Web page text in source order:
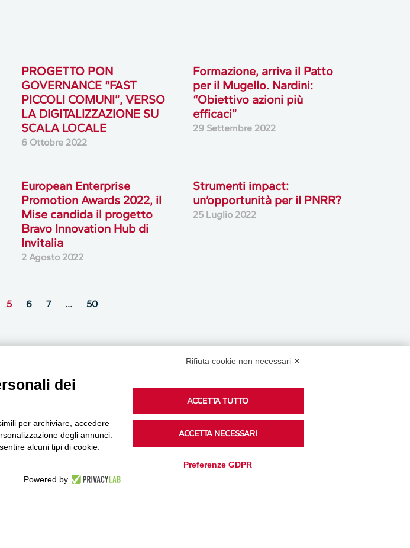
PROGETTO PON
GOVERNANCE “FAST
PICCOLI COMUNI”, VERSO
LA DIGITALIZZAZIONE SU
SCALA LOCALE
6 Ottobre 2022
Formazione, arriva il Patto
per il Mugello. Nardini:
“Obiettivo azioni più
efficaci”
29 Settembre 2022
European Enterprise
Promotion Awards 2022, il
Mise candida il progetto
Bravo Innovation Hub di
Invitalia
2 Agosto 2022
Strumenti impact:
un’opportunità per il PNRR?
25 Luglio 2022
5 6 7 … 50
Podcast
Ascolta i podcast di approfondimento di Legacoop
su Spreaker.
Rifiuta cookie non necessari ✕
dei
per archiviare, accedere
degli annunci.
alcuni tipi di cookie.
Powered by
ACCETTA TUTTO
ACCETTA NECESSARI
Preferenze GDPR